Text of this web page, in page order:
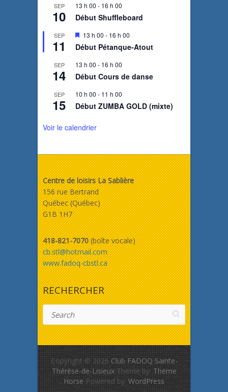
n
a
a
n
t
SEP
10
13 h 00 - 16 h 00
Début Shuffleboard
SEP
11
M
i
s
n
a
a
n
t
13 h 00 - 16 h 00
Début Pétanque-Atout
SEP
14
13 h 00 - 16 h 00
Début Cours de danse
SEP
15
10 h 00 - 11 h 00
Début ZUMBA GOLD (mixte)
Voir le calendrier
Centre de loisirs La Sablière
156 rue Bertrand
Québec (Québec)
G1B 1H7
418-821-7070(boîte vocale)
cb.stl@hotmail.com
www.fadoq-cbstl.ca
RECHERCHER
Copyright © 2026 Club FADOQ Sainte-
Thérèse-de-LisieuxTheme by: Theme
Horse Powered by: WordPress